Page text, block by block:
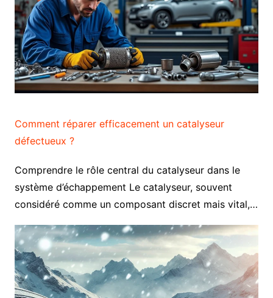
Comment réparer efficacement un catalyseur
défectueux ?
Comprendre le rôle central du catalyseur dans le
système d’échappement Le catalyseur, souvent
considéré comme un composant discret mais vital,…